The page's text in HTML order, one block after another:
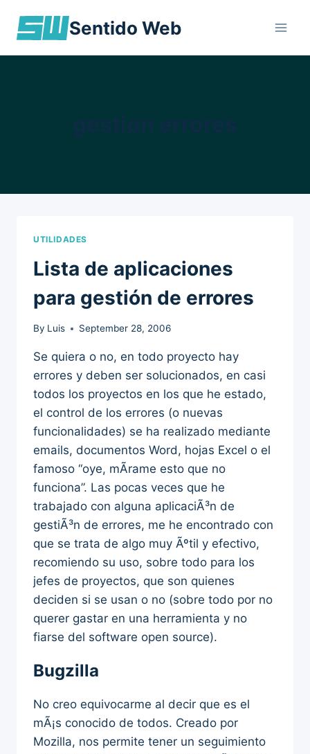
Sentido Web
UTILIDADES
Lista de aplicaciones
para gestión de errores
By Luis September 28, 2006
Se quiera o no, en todo proyecto hay
errores y deben ser solucionados, en casi
todos los proyectos en los que he estado,
el control de los errores (o nuevas
funcionalidades) se ha realizado mediante
emails, documentos Word, hojas Excel o el
famoso “oye, mÃ­rame esto que no
funciona”. Las pocas veces que he
trabajado con alguna aplicaciÃ³n de
gestiÃ³n de errores, me he encontrado con
que se trata de algo muy Ãºtil y efectivo,
recomiendo su uso, sobre todo para los
jefes de proyectos, que son quienes
deciden si se usan o no (sobre todo por no
querer gastar en una herramienta y no
fiarse del software open source).
Bugzilla
No creo equivocarme al decir que es el
mÃ¡s conocido de todos. Creado por
Mozilla, nos permite tener un seguimiento